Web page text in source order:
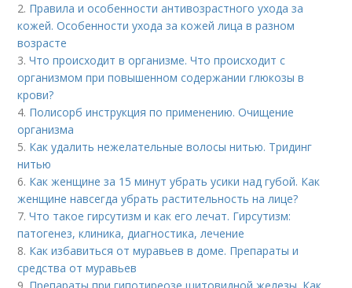
2. Правила и особенности антивозрастного ухода за
кожей. Особенности ухода за кожей лица в разном
возрасте
3.Что происходит в организме. Что происходит с
организмом при повышенном содержании глюкозы в
крови?
4. Полисорб инструкция по применению. Очищение
организма
5. Как удалить нежелательные волосы нитью. Тридинг
нитью
6. Как женщине за 15 минут убрать усики над губой. Как
женщине навсегда убрать растительность на лице?
7.Что такое гирсутизм и как его лечат. Гирсутизм:
патогенез, клиника, диагностика, лечение
8. Как избавиться от муравьев в доме. Препараты и
средства от муравьев